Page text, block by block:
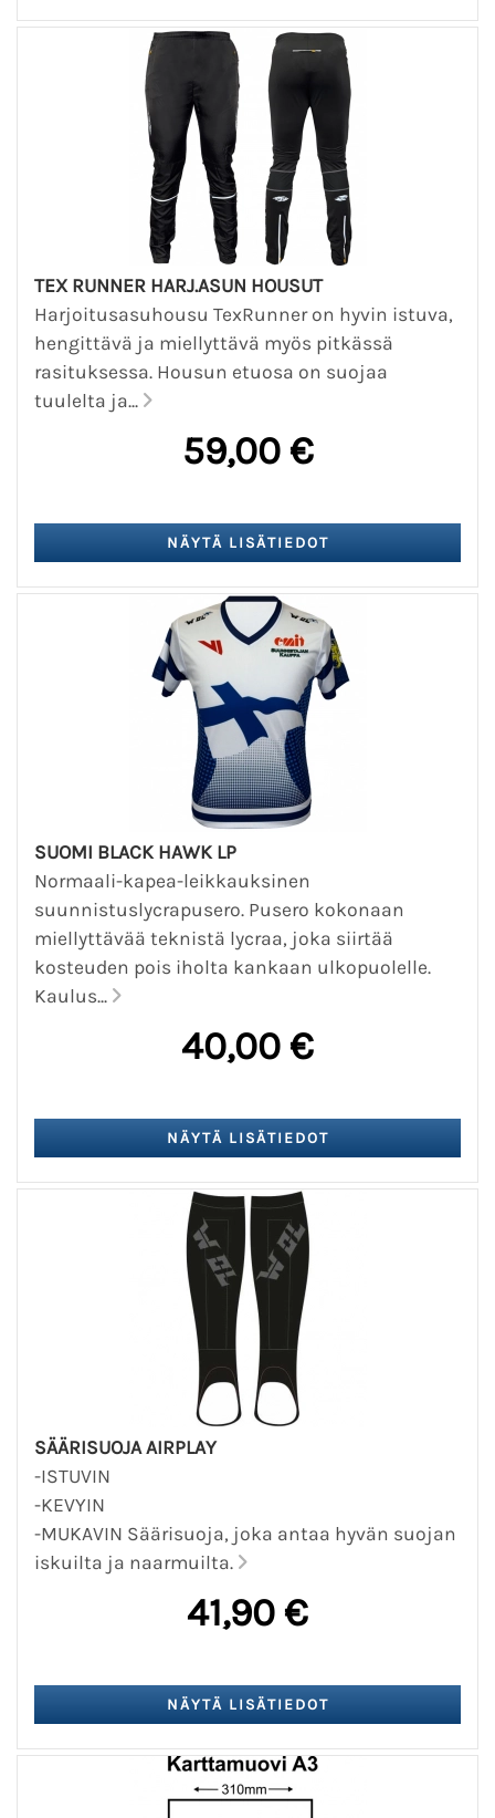
TEX RUNNER HARJ.ASUN HOUSUT
Harjoitusasuhousu TexRunner on hyvin istuva,
hengittävä ja miellyttävä myös pitkässä
rasituksessa. Housun etuosa on suojaa
tuulelta ja...
59,00 €
SUOMI BLACK HAWK LP
Normaali-kapea-leikkauksinen
suunnistuslycrapusero. Pusero kokonaan
miellyttävää teknistä lycraa, joka siirtää
kosteuden pois iholta kankaan ulkopuolelle.
Kaulus...
40,00 €
SÄÄRISUOJA AIRPLAY
-ISTUVIN
-KEVYIN
-MUKAVIN Säärisuoja, joka antaa hyvän suojan
iskuilta ja naarmuilta.
41,90 €